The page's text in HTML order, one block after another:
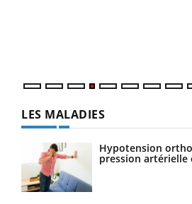
LES MALADIES
Hypotension
pression artérielle